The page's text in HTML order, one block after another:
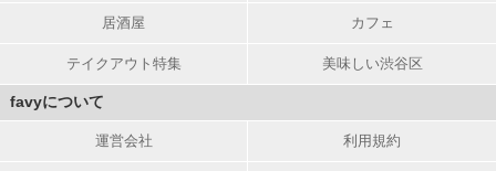
居酒屋 カフェ
テイクアウト特集 美味しい渋谷区
favyについて
運営会社 利用規約